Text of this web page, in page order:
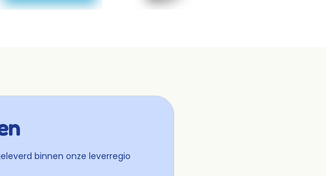
binnen onze leverregio